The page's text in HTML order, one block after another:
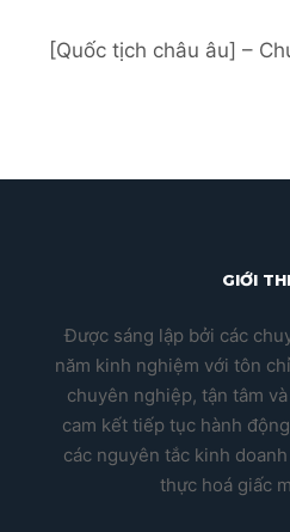
[Quốc tịch châu âu] –
GIỚI
Được sáng lập bởi các
năm kinh nghiệm với tôn
chuyên nghiệp, tận tâm
cam kết tiếp tục hành
các nguyên tắc kinh
thực hoá giấc